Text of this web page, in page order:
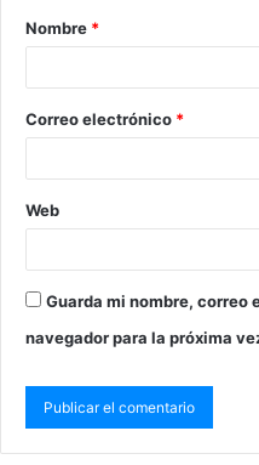
Nombre *
Correo electrónico *
Web
Guarda mi nombre, correo
navegador para la próxima